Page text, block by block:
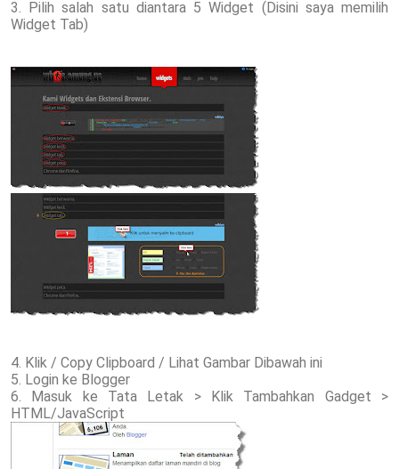
3. Pilih salah satu diantara 5 Widget (Disini saya memilih
Widget Tab)
4. Klik / Copy Clipboard / Lihat Gambar Dibawah ini
5. Login ke Blogger
6. Masuk ke Tata Letak > Klik Tambahkan Gadget >
HTML/JavaScript